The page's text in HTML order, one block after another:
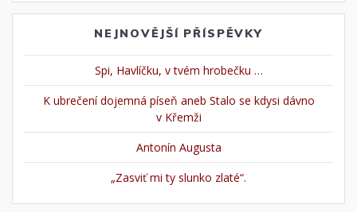
NEJNOVĚJŠÍ PŘÍSPĚVKY
Spi, Havlíčku, v tvém hrobečku …
K ubrečení dojemná píseň aneb Stalo se kdysi dávno
v Křemži
Antonín Augusta
„Zasviť mi ty slunko zlaté“.